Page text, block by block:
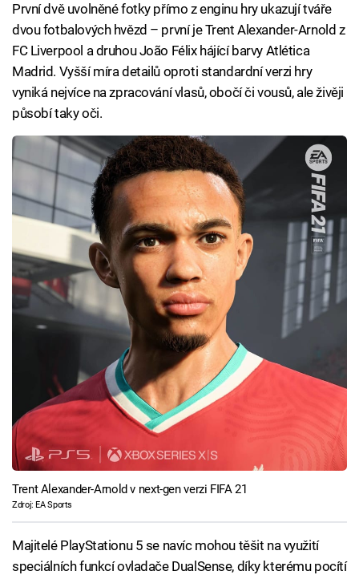
První dvě uvolněné fotky přímo z enginu hry ukazují tváře
dvou fotbalových hvězd – první je Trent Alexander-Arnold z
FC Liverpool a druhou João Félix hájící barvy Atlética
Madrid. Vyšší míra detailů oproti standardní verzi hry
vyniká nejvíce na zpracování vlasů, obočí či vousů, ale živěji
působí taky oči.
Trent Alexander-Arnold v next-gen verzi FIFA 21
Zdroj: EA Sports
Majitelé PlayStationu 5 se navíc mohou těšit na využití
speciálních funkcí ovladače DualSense, díky kterému pocítí